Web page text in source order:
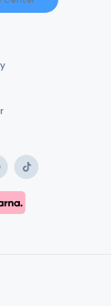
TikTok
Card
Safe Payment Klarna